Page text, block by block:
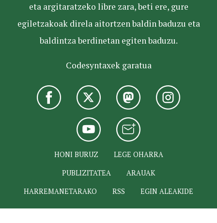
eta argitaratzeko libre zara, beti ere, gure
egiletzakoak direla aitortzen baldin baduzu eta
baldintza berdinetan egiten baduzu.
Codesyntaxek garatua
HONI BURUZ
LEGE OHARRA
PUBLIZITATEA
ARAUAK
HARREMANETARAKO
RSS EGIN ALEAKIDE